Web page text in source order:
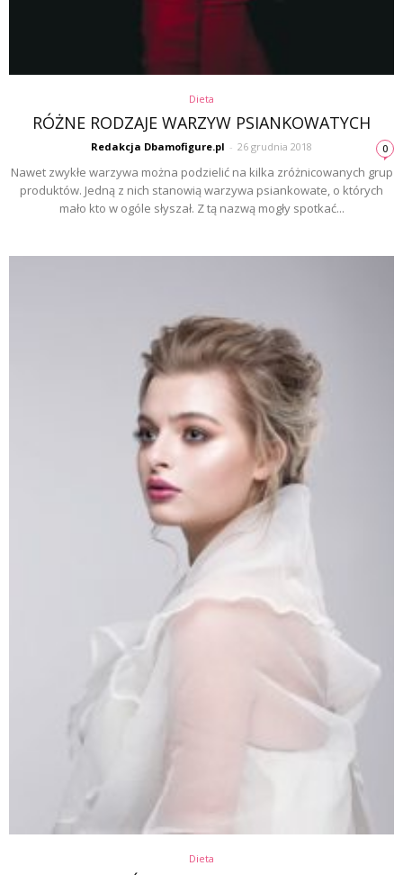
Dieta
RÓŻNE RODZAJE WARZYW PSIANKOWATYCH
Redakcja Dbamofigure.pl - 26 grudnia 2018 0
Nawet zwykłe warzywa można podzielić na kilka zróżnicowanych grup
produktów. Jedną z nich stanowią warzywa psiankowate, o których
mało kto w ogóle słyszał. Z tą nazwą mogły spotkać...
Dieta